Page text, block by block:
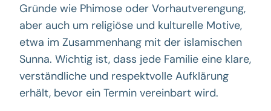
Gründe wie Phimose oder Vorhautverengung,
aber auch um religiöse und kulturelle Motive,
etwa im Zusammenhang mit der islamischen
Sunna. Wichtig ist, dass jede Familie eine klare,
verständliche und respektvolle Aufklärung
erhält, bevor ein Termin vereinbart wird.